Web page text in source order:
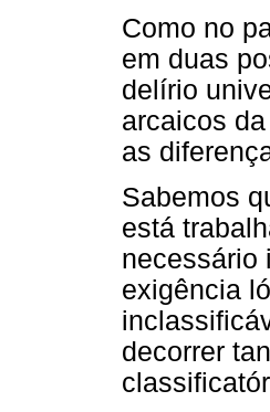
Como no
em duas
delírio
arcaicos
as
Sabemos
está
necessário
exigência
decorrer